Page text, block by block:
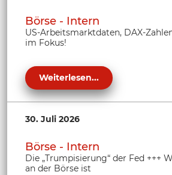
Börse - Intern
US-Arbeitsmarktdaten, DAX-
im Fokus!
Weiterlesen...
30. Juli 2026
Börse - Intern
Die „Trumpisierung“ der Fed +++
an der Börse ist